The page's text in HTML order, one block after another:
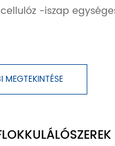
-iszap